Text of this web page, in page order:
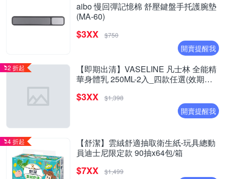
aibo 慢回彈記憶棉 舒壓鍵盤手托護腕墊
(MA-60)
$3XX $750
開賣提醒我
2 折起
【即期出清】VASELINE 凡士林 全能精
華身體乳 250ML-2入_四款任選(效期至
$3XX $1,398
開賣提醒我
4 折起
【舒潔】雲絨舒適抽取衛生紙-玩具總動
員迪士尼限定款 90抽x64包/箱
$7XX $1,499